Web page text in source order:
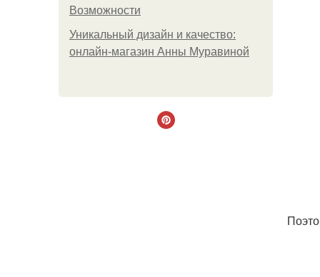
Возможности
Уникальный дизайн и качество:
онлайн-магазин Анны Муравиной